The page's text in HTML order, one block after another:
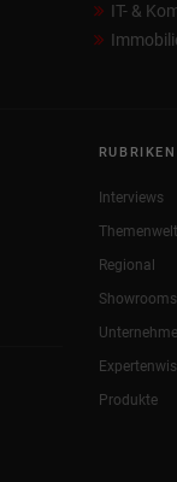
IT- &
RUBRIKEN
Interviews
Regional
Showrooms
Produkte